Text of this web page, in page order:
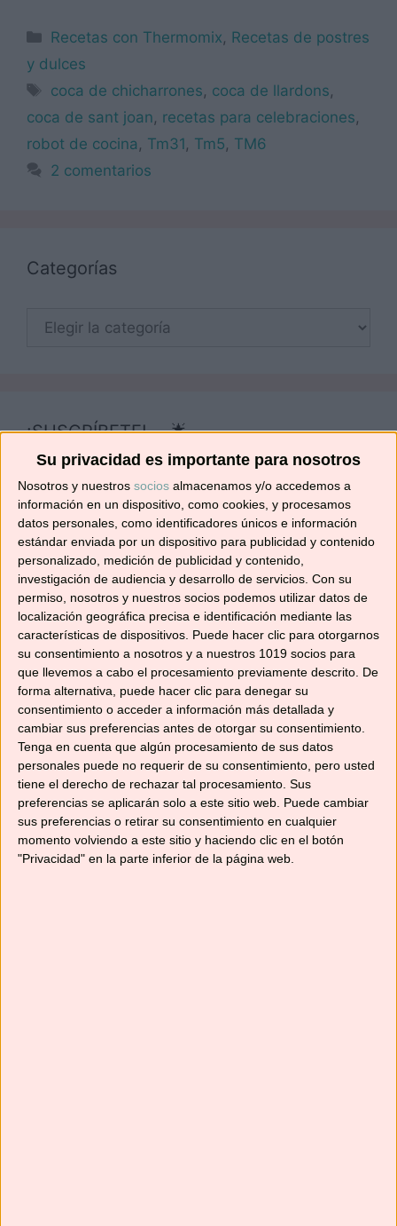
Su privacidad es importante para nosotros
Nosotros y nuestros socios almacenamos y/o accedemos a
información en un dispositivo, como cookies, y procesamos
datos personales, como identificadores únicos e información
estándar enviada por un dispositivo para publicidad y contenido
personalizado, medición de publicidad y contenido,
investigación de audiencia y desarrollo de servicios. Con su
permiso, nosotros y nuestros socios podemos utilizar datos de
localización geográfica precisa e identificación mediante las
características de dispositivos. Puede hacer clic para otorgarnos
su consentimiento a nosotros y a nuestros 1019 socios para
que llevemos a cabo el procesamiento previamente descrito. De
forma alternativa, puede hacer clic para denegar su
consentimiento o acceder a información más detallada y
cambiar sus preferencias antes de otorgar su consentimiento.
Tenga en cuenta que algún procesamiento de sus datos
personales puede no requerir de su consentimiento, pero usted
tiene el derecho de rechazar tal procesamiento. Sus
preferencias se aplicarán solo a este sitio web. Puede cambiar
sus preferencias o retirar su consentimiento en cualquier
momento volviendo a este sitio y haciendo clic en el botón
"Privacidad" en la parte inferior de la página web.
Categorías
Recetas con Thermomix, Recetas de postres
y dulces
Etiquetas
coca de chicharrones, coca de llardons,
coca de sant joan, recetas para celebraciones,
robot de cocina , Tm31, Tm5, TM6
2 comentarios
Categorías
¡SUSCRÍBETE! 🍳🌟
Suscríbete ahora para recibir todas las recetas
en tu correo.
¡No te pierdas ninguna! 👩‍🍳👨‍🍳
Dirección
de
correo
electrónico
Suscribir
YouTube